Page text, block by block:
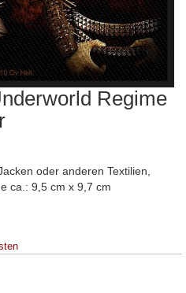
Regime
oder anderen Textilien,
ca.: 9,5 cm x 9,7 cm